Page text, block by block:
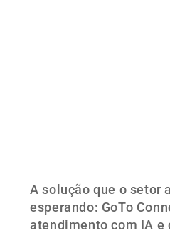
A solução que o setor
esperando: GoTo
atendimento com IA e